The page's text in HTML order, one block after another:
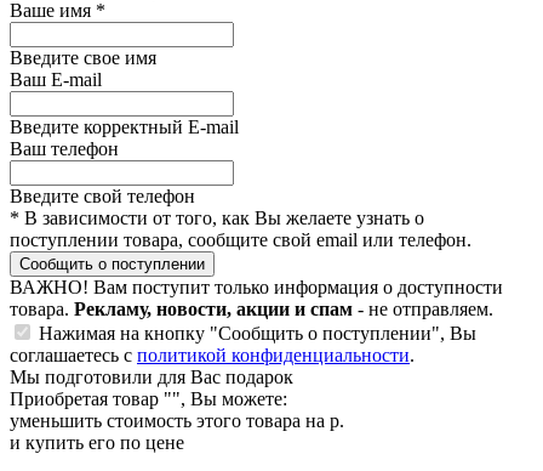
Ваше имя *
Введите свое имя
Ваш E-mail
Введите корректный E-mail
Ваш телефон
Введите свой телефон
* В зависимости от того, как Вы желаете узнать о
поступлении товара, сообщите свой email или телефон.
Сообщить о поступлении
ВАЖНО! Вам поступит только информация о доступности
товара. Рекламу, новости, акции и спам - не отправляем.
Нажимая на кнопку "Сообщить о поступлении", Вы
соглашаетесь с политикой конфиденциальности.
Мы подготовили для Вас подарок
Приобретая товар "", Вы можете:
уменьшить стоимость этого товара на р.
и купить его по цене